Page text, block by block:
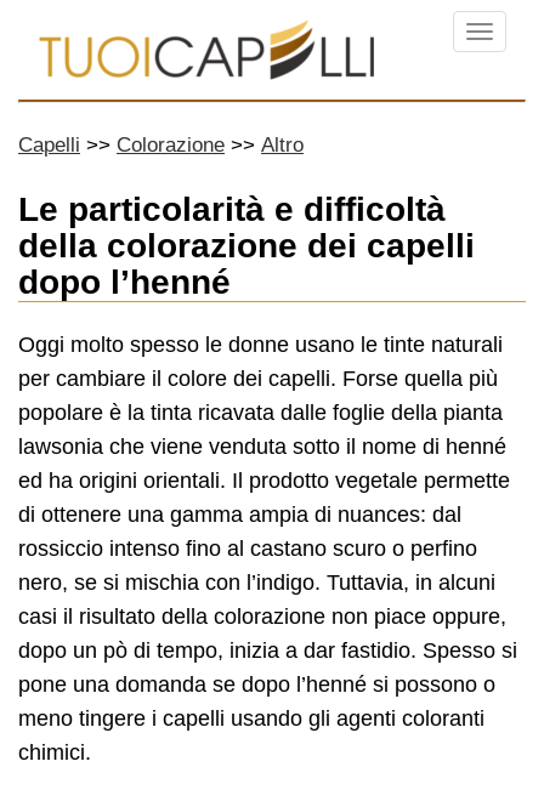
Menu
Capelli Colorazione Altro
Le particolarità e difficoltà
della colorazione dei capelli
dopo l’henné
Oggi molto spesso le donne usano le tinte naturali
per cambiare il colore dei capelli. Forse quella più
popolare è la tinta ricavata dalle foglie della pianta
lawsonia che viene venduta sotto il nome di henné
ed ha origini orientali. Il prodotto vegetale permette
di ottenere una gamma ampia di nuances: dal
rossiccio intenso fino al castano scuro o perfino
nero, se si mischia con l’indigo. Tuttavia, in alcuni
casi il risultato della colorazione non piace oppure,
dopo un pò di tempo, inizia a dar fastidio. Spesso si
pone una domanda se dopo l’henné si possono o
meno tingere i capelli usando gli agenti coloranti
chimici.